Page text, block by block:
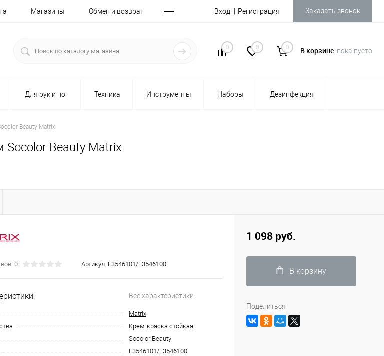
Магазины Обмен и возврат Вход Регистрация Заказать звонок
0 0 0 В корзине пока пусто
Для рук и ног Техника Инструменты Наборы Дезинфекция
Beauty Matrix
Socolor Beauty Matrix
0 Артикул: E3546101/E3546100
Все характеристики
Matrix
Крем-краска стойкая
Socolor Beauty
E3546101/E3546100
1 098 руб.
В корзину
Поделиться